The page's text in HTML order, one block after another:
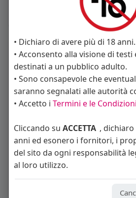
La gente si consiglia di rispettare
lorenz63
Herkolez Halilovic
• Dichiaro di avere più di 18 anni.
• Acconsento alla visione di
destinati a un pubblico adulto.
• Sono consapevole che
saranno segnalati alle autorità
• Accetto i Termini e le
Cliccando su ACCETTA ,
anni ed esonero i fornitori, i
del sito da ogni responsabilità
al loro utilizzo.